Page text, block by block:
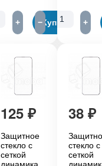
+ Купить
− +
125 ₽
Защитное
стекло с
сеткой
38₽
стекло с
сеткой